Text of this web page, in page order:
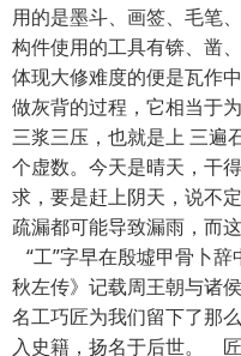
用的是墨斗、画签、毛笔
构件使用的工具有锛
体现大修难度的便是瓦作
做灰背的过程，它相当于
三浆三压，也就是上 三遍
个虚数。今天是晴天，干
求，要是赶上阴天，说不
疏漏都可能导致漏雨，
“工”字早在殷墟甲骨卜
秋左传》记载周王朝与诸
名工巧匠为我们留下了那
入史籍，扬名于后世。